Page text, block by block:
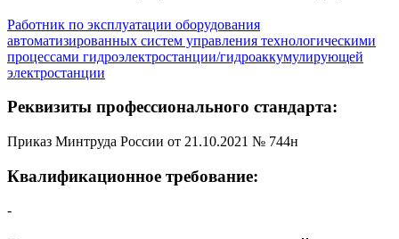
Работник по эксплуатации оборудования
автоматизированных систем управления технологическими
процессами гидроэлектростанции/гидроаккумулирующей
электростанции
Реквизиты профессионального стандарта:
Приказ Минтруда России от 21.10.2021 № 744н
Квалификационное требование:
-